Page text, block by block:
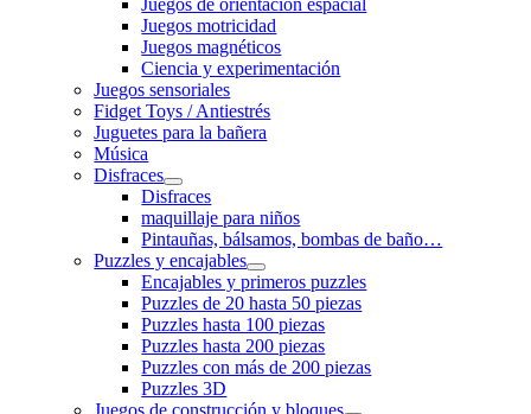
Juegos de orientación espacial
Juegos motricidad
Juegos magnéticos
Ciencia y experimentación
Juegos sensoriales
Fidget Toys / Antiestrés
Juguetes para la bañera
Música
Disfraces
Disfraces
maquillaje para niños
Pintauñas, bálsamos, bombas de baño…
Puzzles y encajables
Encajables y primeros puzzles
Puzzles de 20 hasta 50 piezas
Puzzles hasta 100 piezas
Puzzles hasta 200 piezas
Puzzles con más de 200 piezas
Puzzles 3D
Juegos de construcción y bloques